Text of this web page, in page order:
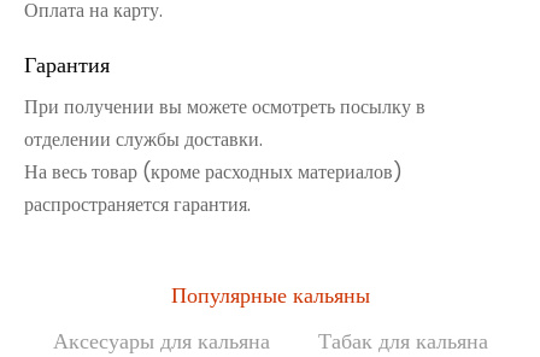
Оплата на карту.
Гарантия
При получении вы можете осмотреть посылку в
отделении службы доставки.
На весь товар (кроме расходных материалов)
распространяется гарантия.
Популярные кальяны
Аксесуары для кальяна
Табак для кальяна